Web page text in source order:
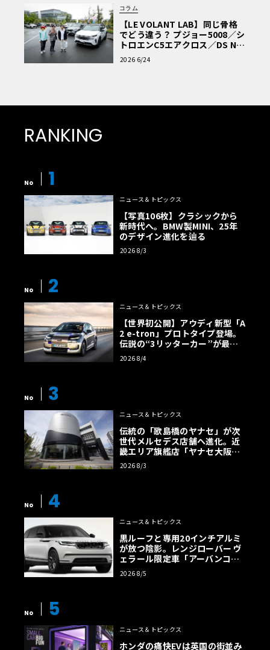
デフオイルシール
ドライブシャフトブーツ
コラム
【LE VOLANT LAB】同じ骨格
でどう違う？ プジョー5008／シ
トロエンC5エアクロス／DS Nº4
読者一気乗りレポート
2026 6/24
RANKING
No 1
ニュース＆トピックス
【写真106枚】クラシックから
新時代へ。BMW製MINI、25年
のデザイン進化を辿る
2026 8/3
No 2
ニュース＆トピックス
【世界初公開】アウディ新型「A
2 e-tron」プロトタイプ登場。
伝説の“3リッターカー”が最高
効率エントリーBEVとして復活
【画像38枚】
2026 8/4
No 3
ニュース＆トピックス
伝統の「歌島橋のヤナセ」が次
世代メルセデス店舗へ進化。近
畿エリア旗艦店「ヤナセ大阪支
店」がリニューアル
2026 8/3
No 4
ニュース＆トピックス
黒ルーフと専用20インチアルミ
が放つ陰影。レンジローバー ヴ
ェラール限定車「アーバンコン
トラスト・エディション」登場
2026 8/5
No 5
ニュース＆トピックス
ホンダの痛快EVは英国の街並み